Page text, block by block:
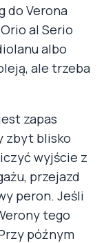
do Verona
al Serio
albo
ale trzeba
zapas
zbyt blisko
wyjście z
przejazd
peron. Jeśli
tego
późnym